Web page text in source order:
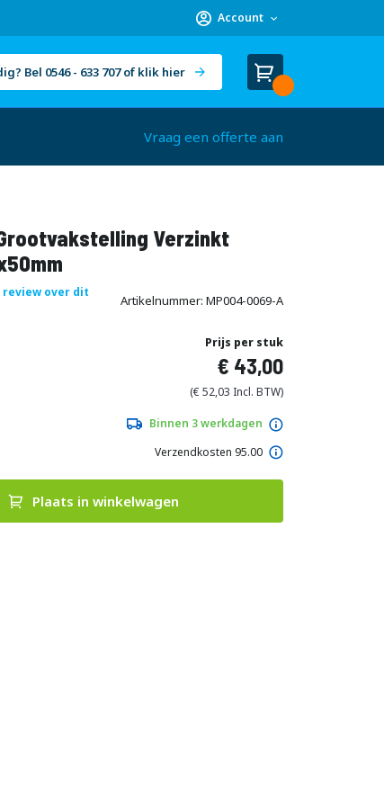
Account
Bel 0546 - 633 707 of klik hier
Winkelwagen
Cart
Vraag een offerte aan
Verzinkt
over dit
Artikelnummer MP004-0069-A
Prijs per stuk
43,00
52,03
Binnen 3 werkdagen
Verzendkosten 95.00
Plaats in winkelwagen